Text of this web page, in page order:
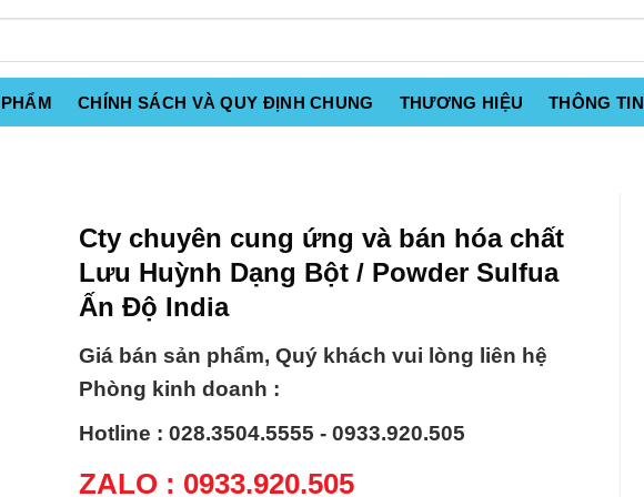
CHÍNH SÁCH VÀ QUY ĐỊNH CHUNG THƯƠNG HIỆU THÔNG TIN
Cty chuyên cung ứng và bán hóa chất
Lưu Huỳnh Dạng Bột / Powder Sulfua
Ấn Độ India
Giá bán sản phẩm, Quý khách vui lòng liên hệ
Phòng kinh doanh :
Hotline : 028.3504.5555 - 0933.920.505
ZALO : 0933.920.505